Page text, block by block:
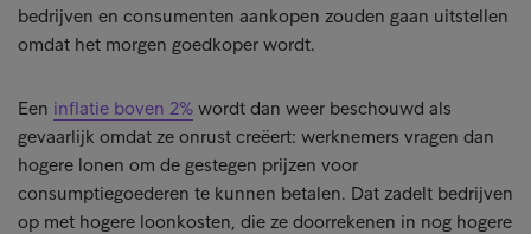
bedrijven en consumenten aankopen zouden gaan uitstellen
omdat het morgen goedkoper wordt.
Een inflatie boven 2% wordt dan weer beschouwd als
gevaarlijk omdat ze onrust creëert: werknemers vragen dan
hogere lonen om de gestegen prijzen voor
consumptiegoederen te kunnen betalen. Dat zadelt bedrijven
op met hogere loonkosten, die ze doorrekenen in nog hogere